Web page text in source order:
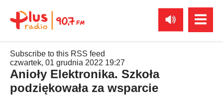
Subscribe to this RSS feed
czwartek, 01 grudnia 2022 19:27
Anioły Elektronika. Szkoła
podziękowała za wsparcie